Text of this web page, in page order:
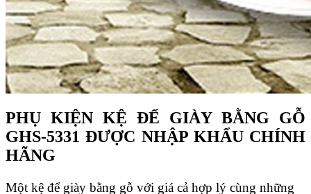
PHỤ KIỆN KỆ ĐỂ GIÀY BẰNG GỖ
GHS-5331 ĐƯỢC NHẬP KHẨU CHÍNH
HÃNG
Một kệ để giày bằng gỗ với giá cả hợp lý cùng những